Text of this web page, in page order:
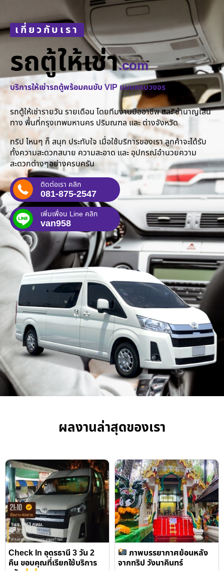
เกี่ยวกับเรา
รถตู้ให้เช่า.com
บริการให้เช่ารถตู้พร้อมคนขับ VIP แบบครบวงจร
รถตู้ให้เช่ารายวัน รายเดือน โดยทีมงานมืออาชีพ และ ชำนาญเส้น
ทาง พื้นที่กรุงเทพมหานคร ปริมณฑล และ ต่างจังหวัด
ทริป ไหนๆ ก็ สนุก ประทับใจ เมื่อใช้บริการของเรา ลูกค้าจะได้รับ
ทั้งความสะดวกสบาย ความสะอาด และ อุปกรณ์อำนวยความ
สะดวกต่างๆอย่างครบครัน
ติดต่อเรา คลิก
081-875-2547
เพิ่มเพื่อน Line คลิก
van958
ผลงานล่าสุดของเรา
Check In อุดรธานี 3 วัน 2
คืน ขอบคุณที่เรียกใช้บริการ
ภาพบรรยากาศย้อนหลัง
จากทริป วังนาคินทร์